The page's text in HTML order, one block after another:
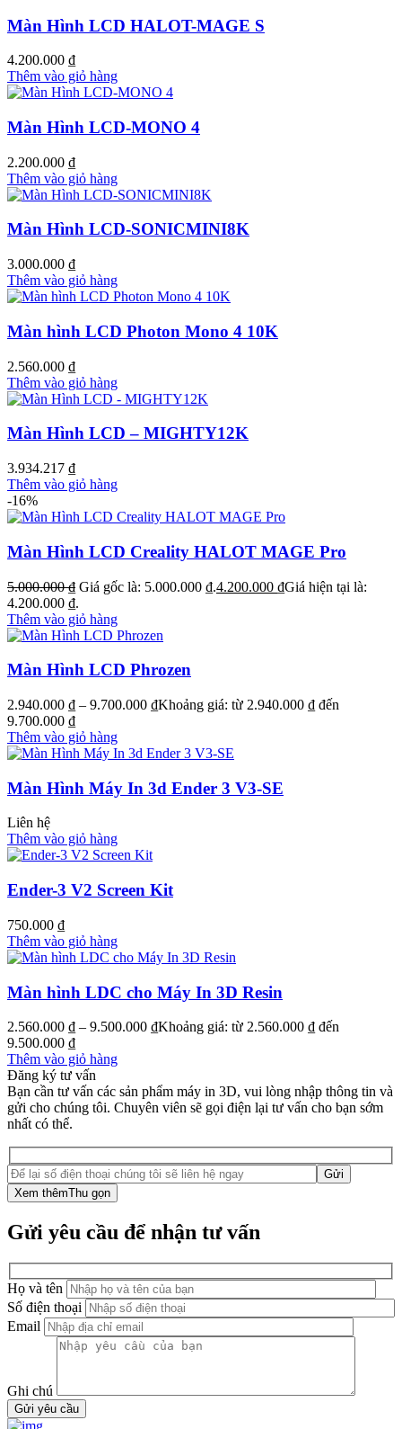
Màn Hình LCD HALOT-MAGE S
4.200.000 ₫
Thêm vào giỏ hàng
Màn Hình LCD-MONO 4
2.200.000 ₫
Thêm vào giỏ hàng
Màn Hình LCD-SONICMINI8K
3.000.000 ₫
Thêm vào giỏ hàng
Màn hình LCD Photon Mono 4 10K
2.560.000 ₫
Thêm vào giỏ hàng
Màn Hình LCD – MIGHTY12K
3.934.217 ₫
Thêm vào giỏ hàng
-16%
Màn Hình LCD Creality HALOT MAGE Pro
5.000.000₫ Giá gốc là: 5.000.000 ₫.4.200.000 ₫Giá hiện tại là:
4.200.000 ₫.
Thêm vào giỏ hàng
Màn Hình LCD Phrozen
2.940.000 ₫ – 9.700.000 ₫Khoảng giá: từ 2.940.000 ₫ đến
9.700.000 ₫
Thêm vào giỏ hàng
Màn Hình Máy In 3d Ender 3 V3-SE
Liên hệ
Thêm vào giỏ hàng
Ender-3 V2 Screen Kit
750.000 ₫
Thêm vào giỏ hàng
Màn hình LDC cho Máy In 3D Resin
2.560.000 ₫ – 9.500.000 ₫Khoảng giá: từ 2.560.000 ₫ đến
9.500.000 ₫
Thêm vào giỏ hàng
Đăng ký tư vấn
Bạn cần tư vấn các sản phẩm máy in 3D, vui lòng nhập thông tin và
gửi cho chúng tôi. Chuyên viên sẽ gọi điện lại tư vấn cho bạn sớm
nhất có thể.
Xem thêmThu gọn
Gửi yêu cầu để nhận tư vấn
Họ và tên
Số điện thoại
Email
Ghi chú